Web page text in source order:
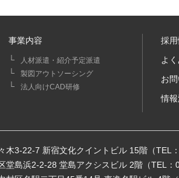
事業内容
人材派遣・紹介予定派遣
製図アウトソーシング
法人向けCAD研修
採
よ
お
情
木3-22-7 新宿文化クイントビル 15階（TEL
堂島浜2-2-28 堂島アクシスビル 2階（TEL：